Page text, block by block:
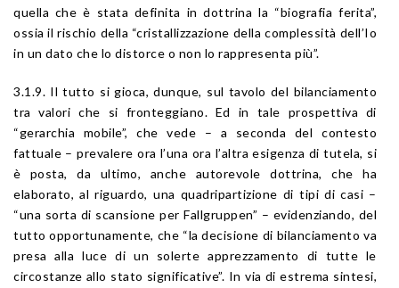
quella che è stata definita in dottrina la “biografia ferita”,
ossia il rischio della “cristallizzazione della complessità dell’Io
in un dato che lo distorce o non lo rappresenta più”.
3.1.9. Il tutto si gioca, dunque, sul tavolo del bilanciamento
tra valori che si fronteggiano. Ed in tale prospettiva di
“gerarchia mobile”, che vede – a seconda del contesto
fattuale – prevalere ora l’una ora l’altra esigenza di tutela, si
è posta, da ultimo, anche autorevole dottrina, che ha
elaborato, al riguardo, una quadripartizione di tipi di casi –
“una sorta di scansione per Fallgruppen” – evidenziando, del
tutto opportunamente, che “la decisione di bilanciamento va
presa alla luce di un solerte apprezzamento di tutte le
circostanze allo stato significative”. In via di estrema sintesi,